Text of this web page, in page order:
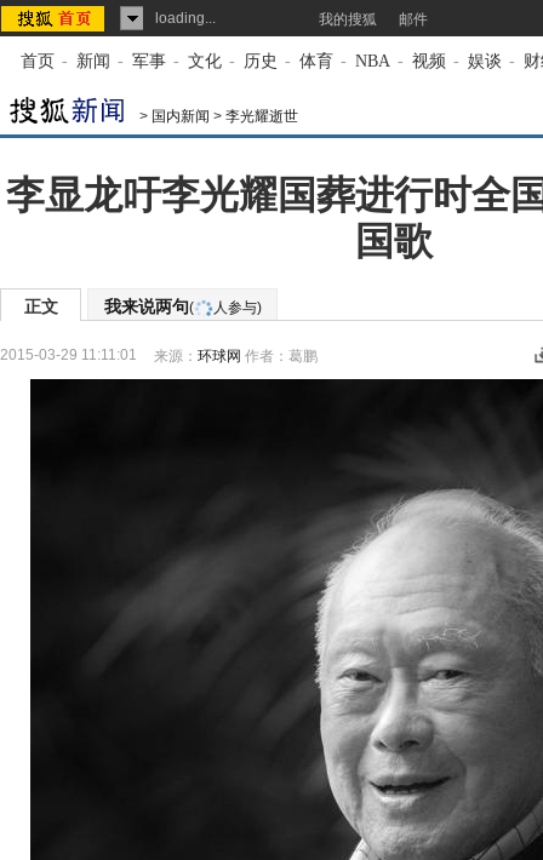
loading... 我的搜狐 邮件
首页 - 新闻 - 军事 - 文化 - 历史 - 体育 - NBA - 视频 - 娱谈 -
> 国内新闻 > 李光耀逝世
李显龙吁李光耀国葬进行时全
国歌
正文 我来说两句( 人参与)
2015-03-29 11:11:01 来源： 环球网 作者：葛鹏